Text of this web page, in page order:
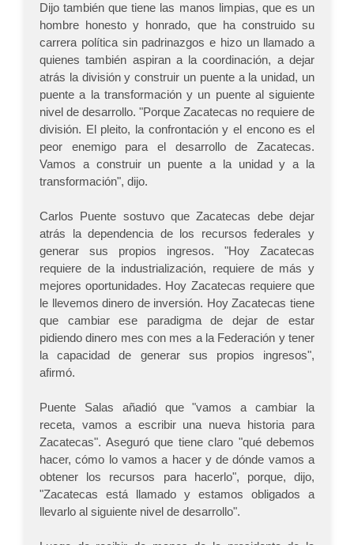
Dijo también que tiene las manos limpias, que es un
hombre honesto y honrado, que ha construido su
carrera política sin padrinazgos e hizo un llamado a
quienes también aspiran a la coordinación, a dejar
atrás la división y construir un puente a la unidad, un
puente a la transformación y un puente al siguiente
nivel de desarrollo. "Porque Zacatecas no requiere de
división. El pleito, la confrontación y el encono es el
peor enemigo para el desarrollo de Zacatecas.
Vamos a construir un puente a la unidad y a la
transformación", dijo.
Carlos Puente sostuvo que Zacatecas debe dejar
atrás la dependencia de los recursos federales y
generar sus propios ingresos. "Hoy Zacatecas
requiere de la industrialización, requiere de más y
mejores oportunidades. Hoy Zacatecas requiere que
le llevemos dinero de inversión. Hoy Zacatecas tiene
que cambiar ese paradigma de dejar de estar
pidiendo dinero mes con mes a la Federación y tener
la capacidad de generar sus propios ingresos",
afirmó.
Puente Salas añadió que "vamos a cambiar la
receta, vamos a escribir una nueva historia para
Zacatecas". Aseguró que tiene claro "qué debemos
hacer, cómo lo vamos a hacer y de dónde vamos a
obtener los recursos para hacerlo", porque, dijo,
"Zacatecas está llamado y estamos obligados a
llevarlo al siguiente nivel de desarrollo".